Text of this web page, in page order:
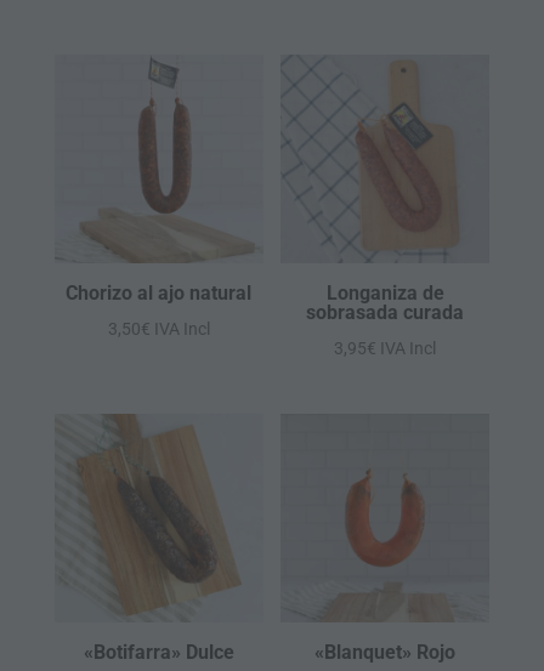
Chorizo al ajo natural
3,50€ IVA Incl
Longaniza de
sobrasada curada
3,95€ IVA Incl
«Botifarra» Dulce «Blanquet» Rojo